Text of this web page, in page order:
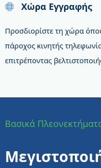
Χώρα Εγγραφής
Προσδιορίστε τη χώρα
πάροχος κινητής
επιτρέποντας
Βασικά